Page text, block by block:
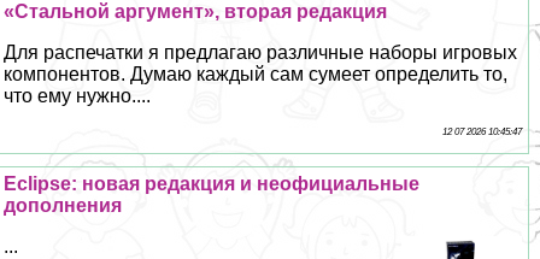
«Стальной аргумент», вторая редакция
Для распечатки я предлагаю различные наборы игровых
компонентов. Думаю каждый сам сумеет определить то,
что ему нужно....
12 07 2026 10:45:47
Eclipse: новая редакция и неофициальные
дополнения
...